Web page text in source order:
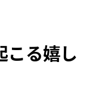
こる嬉し